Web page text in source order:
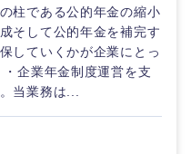
柱である公的年金の縮小
そして公的年金を補完す
していくかが企業にとっ
企業年金制度運営を支
当業務は...